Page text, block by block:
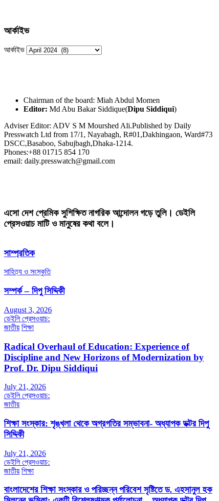
আর্কাইভ
আর্কাইভ
Chairman of the board: Miah Abdul Momen
Editor: Md Abu Bakar Siddique(Dipu Siddiqui)
Adviser Editor: ADV S M Mourshed Ali.Published by Daily
Presswatch Ltd from 17/1, Nayabagh, R#01,Dakhingaon, Ward#73
DSCC,Basaboo, Sabujbagh,Dhaka-1214.
Phones:+88 01715 854 170
email: daily.presswatch@gmail.com
এসো দেশ প্রেমিক সুশিক্ষিত নাগরিক আন্দোলন গড়ে তুলি। ডেইলি
প্রেসওয়াচ মাটি ও মানুষের কথা বলে।
সাম্প্রতিক
সাহিত্য ও সংস্কৃতি
সম্পর্ক – দিপু সিদ্দিকী
August 3, 2026
ডেইলি প্রেসওয়াচ:
জাতীয় শিক্ষা
Radical Overhaul of Education: Experience of
Discipline and New Horizons of Modernization by
Prof. Dr. Dipu Siddiqui
July 21, 2026
ডেইলি প্রেসওয়াচ:
জাতীয়
শিক্ষা সংস্কার: শৃঙ্খলা থেকে অগ্রগতির সম্ভাবনা- অধ্যাপক ডক্টর দিপু
সিদ্দিকী
July 21, 2026
ডেইলি প্রেসওয়াচ:
জাতীয় শিক্ষা
বাংলাদেশের শিক্ষা সংস্কার ও পরিচ্ছন্ন পরিবেশ সৃষ্টিতে ড. এহসানুল হক